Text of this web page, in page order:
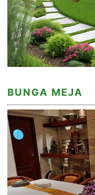
BUNGA MEJA